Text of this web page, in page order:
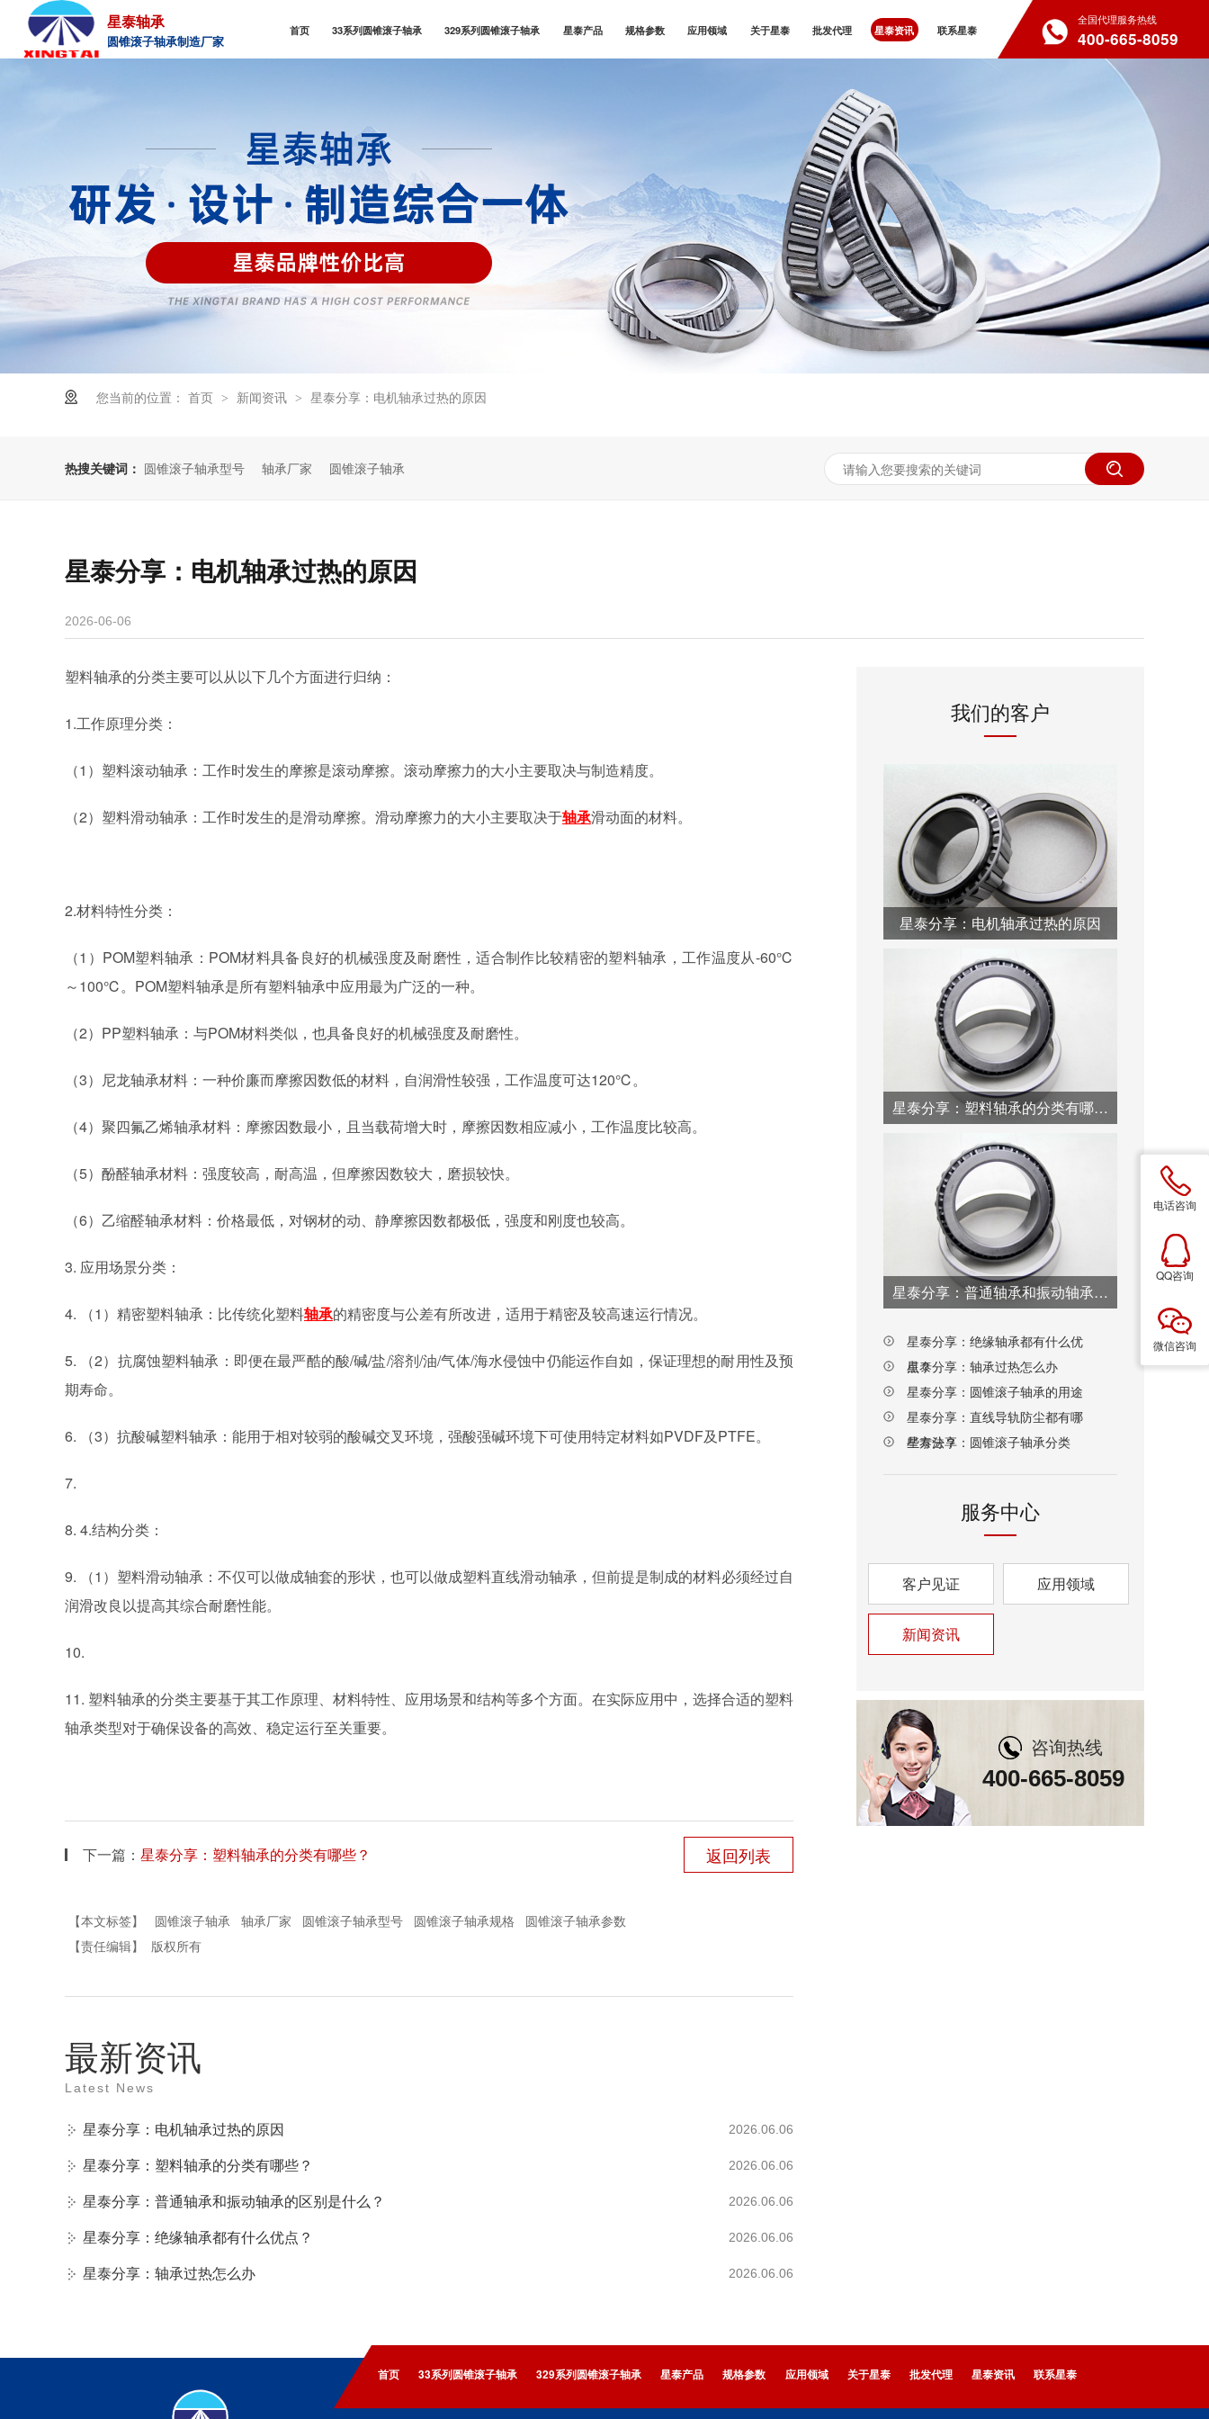
星泰轴承
圆锥滚子轴承制造厂家
首页 33系列圆锥滚子轴承 329系列圆锥滚子轴承 星泰产品 规格参数 应用领域 关于星泰 批发代理 星泰资讯 联系星泰
全国代理服务热线
400-665-8059
您当前的位置： 首页 > 新闻资讯 > 星泰分享：电机轴承过热的原因
热搜关键词： 圆锥滚子轴承型号 轴承厂家 圆锥滚子轴承
星泰分享：电机轴承过热的原因
2026-06-06
塑料轴承的分类主要可以从以下几个方面进行归纳：
1.工作原理分类：
（1）塑料滚动轴承：工作时发生的摩擦是滚动摩擦。滚动摩擦力的大小主要取决与制造精度。
（2）塑料滑动轴承：工作时发生的是滑动摩擦。滑动摩擦力的大小主要取决于轴承滑动面的材料。
2.材料特性分类：
（1）POM塑料轴承：POM材料具备良好的机械强度及耐磨性，适合制作比较精密的塑料轴承，工作温度从-60℃
～100℃。POM塑料轴承是所有塑料轴承中应用最为广泛的一种。
（2）PP塑料轴承：与POM材料类似，也具备良好的机械强度及耐磨性。
（3）尼龙轴承材料：一种价廉而摩擦因数低的材料，自润滑性较强，工作温度可达120℃。
（4）聚四氟乙烯轴承材料：摩擦因数最小，且当载荷增大时，摩擦因数相应减小，工作温度比较高。
（5）酚醛轴承材料：强度较高，耐高温，但摩擦因数较大，磨损较快。
（6）乙缩醛轴承材料：价格最低，对钢材的动、静摩擦因数都极低，强度和刚度也较高。
3. 应用场景分类：
4. （1）精密塑料轴承：比传统化塑料轴承的精密度与公差有所改进，适用于精密及较高速运行情况。
5. （2）抗腐蚀塑料轴承：即便在最严酷的酸/碱/盐/溶剂/油/气体/海水侵蚀中仍能运作自如，保证理想的耐用性及预
期寿命。
6. （3）抗酸碱塑料轴承：能用于相对较弱的酸碱交叉环境，强酸强碱环境下可使用特定材料如PVDF及PTFE。
7.
8. 4.结构分类：
9. （1）塑料滑动轴承：不仅可以做成轴套的形状，也可以做成塑料直线滑动轴承，但前提是制成的材料必须经过自
润滑改良以提高其综合耐磨性能。
10.
11. 塑料轴承的分类主要基于其工作原理、材料特性、应用场景和结构等多个方面。在实际应用中，选择合适的塑料
轴承类型对于确保设备的高效、稳定运行至关重要。
下一篇： 星泰分享：塑料轴承的分类有哪些？ 返回列表
【本文标签】 圆锥滚子轴承 轴承厂家 圆锥滚子轴承型号 圆锥滚子轴承规格
圆锥滚子轴承参数
【责任编辑】
版权所有
最新资讯
Latest News
星泰分享：电机轴承过热的原因 2026.06.06
星泰分享：塑料轴承的分类有哪些？ 2026.06.06
星泰分享：普通轴承和振动轴承的区别是什么？ 2026.06.06
星泰分享：绝缘轴承都有什么优点？ 2026.06.06
星泰分享：轴承过热怎么办 2026.06.06
我们的客户
星泰分享：电机轴承过热的原因
星泰分享：塑料轴承的分类有哪些？
星泰分享：普通轴承和振动轴承的区别是什么？
星泰分享：绝缘轴承都有什么优
点？
星泰分享：轴承过热怎么办
星泰分享：圆锥滚子轴承的用途
星泰分享：直线导轨防尘都有哪
些方法？
星泰分享：圆锥滚子轴承分类
服务中心
客户见证 应用领域
新闻资讯
咨询热线
400-665-8059
首页 33系列圆锥滚子轴承 329系列圆锥滚子轴承 星泰产品 规格参数 应用领域 关于星泰 批发代理 星泰资讯 联系星泰
电话咨询
QQ咨询
微信咨询